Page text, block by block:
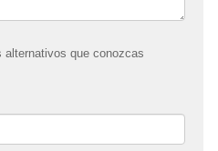
alternativos que conozcas